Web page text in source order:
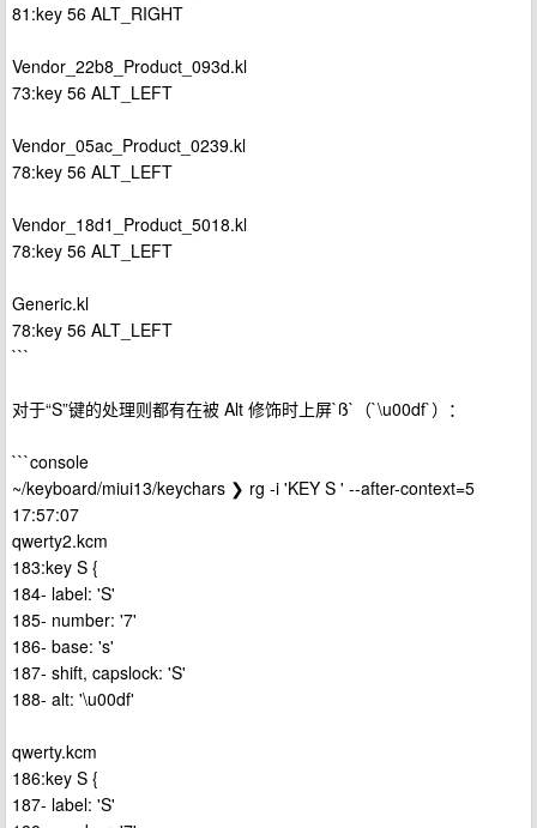
81:key 56 ALT_RIGHT
Vendor_22b8_Product_093d.kl
73:key 56 ALT_LEFT
Vendor_05ac_Product_0239.kl
78:key 56 ALT_LEFT
Vendor_18d1_Product_5018.kl
78:key 56 ALT_LEFT
Generic.kl
78:key 56 ALT_LEFT
```
对于“S”键的处理则都有在被 Alt 修饰时上屏`ß`（`\u00df`）：
```console
~/keyboard/miui13/keychars ❯ rg -i 'KEY S ' --after-context=5
17:57:07
qwerty2.kcm
183:key S {
184- label: 'S'
185- number: '7'
186- base: 's'
187- shift, capslock: 'S'
188- alt: '\u00df'
qwerty.kcm
186:key S {
187- label: 'S'